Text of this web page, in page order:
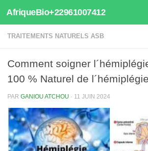
Au dessous du contenu
AfriqueBio+22961007412
TRAITEMENTS NATURELS ASB
Comment soigner
100 % Naturel de l´hémiplégie
PAR GANIOU ATCHOU · 11 JUIN 2024